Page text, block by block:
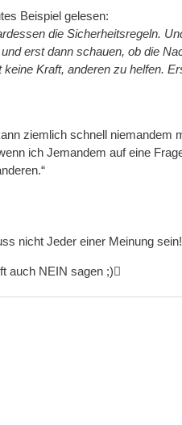
Beispiel gelesen:
die Sicherheitsregeln.
erst dann schauen, ob die
Kraft, anderen zu helfen.
ziemlich schnell niemandem
ich Jemandem auf eine
nicht Jeder einer Meinung sein!
auch NEIN sagen ;)